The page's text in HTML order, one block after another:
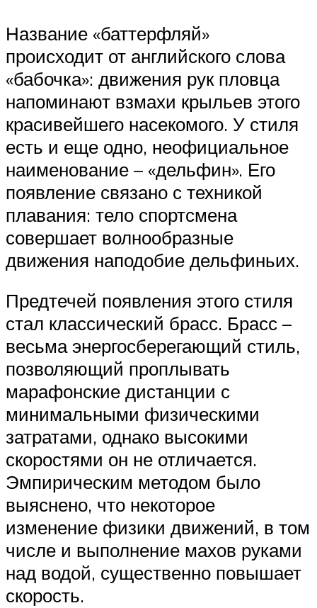
Название «баттерфляй»
происходит от английского слова
«бабочка»: движения рук пловца
напоминают взмахи крыльев этого
красивейшего насекомого. У стиля
есть и еще одно, неофициальное
наименование – «дельфин». Его
появление связано с техникой
плавания: тело спортсмена
совершает волнообразные
движения наподобие дельфиньих.
Предтечей появления этого стиля
стал классический брасс. Брасс –
весьма энергосберегающий стиль,
позволяющий проплывать
марафонские дистанции с
минимальными физическими
затратами, однако высокими
скоростями он не отличается.
Эмпирическим методом было
выяснено, что некоторое
изменение физики движений, в том
числе и выполнение махов руками
над водой, существенно повышает
скорость.